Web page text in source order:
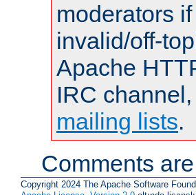
moderators
invalid/off-
Apache
IRC
mailing lists.
Comments
Copyright 2024 The Apache Software